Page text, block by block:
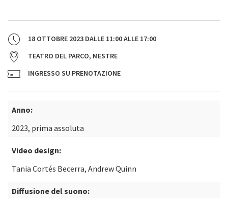
18 OTTOBRE 2023 DALLE 11:00ALLE 17:00
TEATRO DEL PARCO, MESTRE
INGRESSO SU PRENOTAZIONE
Anno:
2023, prima assoluta
Video design:
Tania Cortés Becerra, Andrew Quinn
Diffusione del suono: